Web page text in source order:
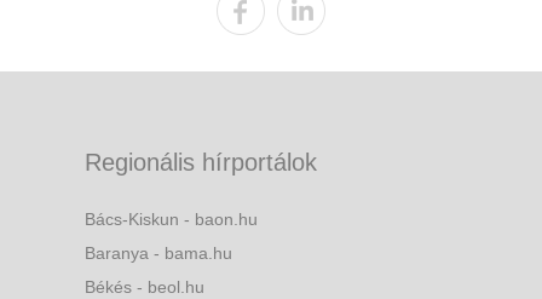
Regionális hírportálok
Bács-Kiskun - baon.hu
Baranya - bama.hu
Békés - beol.hu